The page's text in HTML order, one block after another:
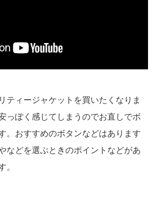
ティージャケットを買いたくなりま
っぽく感じてしまうのでお直しでボ
。おすすめのボタンなどはあります
などを選ぶときのポイントなどがあ
。